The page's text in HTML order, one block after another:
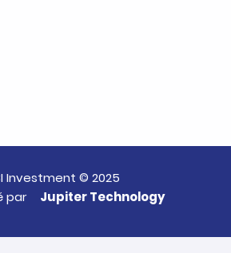
Investment © 2025
par
Jupiter Technology